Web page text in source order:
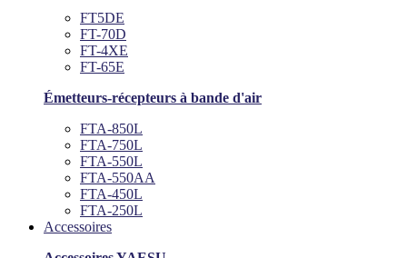
FT5DE
FT-70D
FT-4XE
FT-65E
Émetteurs-récepteurs à bande d'air
FTA-850L
FTA-750L
FTA-550L
FTA-550AA
FTA-450L
FTA-250L
Accessoires